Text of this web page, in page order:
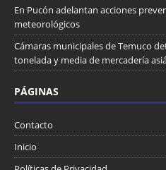
En Pucón adelantan acciones
meteorológicos
Cámaras municipales de Temuco
tonelada y media de mercadería
PÁGINAS
Contacto
Inicio